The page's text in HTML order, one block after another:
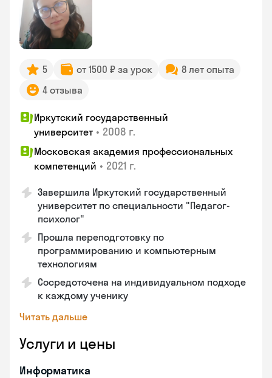
5 от 1500 ₽ за урок
8 лет опыта
4 отзыва
Иркутский государственный
университет • 2008 г.
Московская академия профессиональных
компетенций • 2021 г.
Завершила Иркутский государственный
университет по специальности "Педагог-
психолог"
Прошла переподготовку по
программированию и компьютерным
технологиям
Сосредоточена на индивидуальном подходе
к каждому ученику
Читать дальше
Услуги и цены
Информатика